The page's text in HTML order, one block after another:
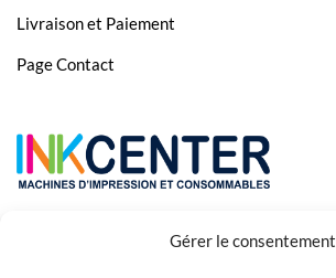
Gérer le consentement
Livraison et Paiement
Page Contact